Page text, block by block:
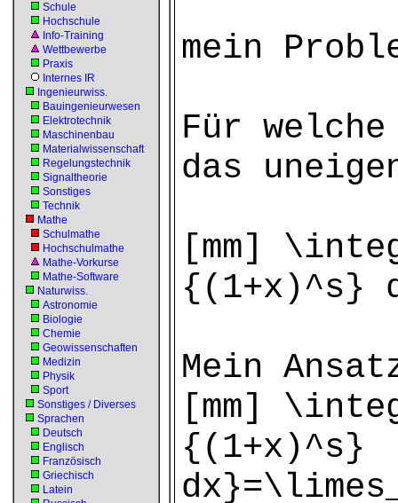
Schule
Hochschule
Info-Training
Wettbewerbe
Praxis
Internes IR
Ingenieurwiss.
Bauingenieurwesen
Elektrotechnik
Maschinenbau
Materialwissenschaft
Regelungstechnik
Signaltheorie
Sonstiges
Technik
Mathe
Schulmathe
Hochschulmathe
Mathe-Vorkurse
Mathe-Software
Naturwiss.
Astronomie
Biologie
Chemie
Geowissenschaften
Medizin
Physik
Sport
Sonstiges / Diverses
Sprachen
Deutsch
Englisch
Französisch
Griechisch
Latein
mein
Für
das
[mm]
{(1+x)^s}
Mein
[mm]
{(1+x)^s}